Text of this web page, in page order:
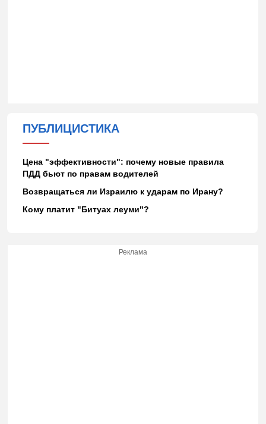
ПУБЛИЦИСТИКА
Цена "эффективности": почему новые правила
ПДД бьют по правам водителей
Возвращаться ли Израилю к ударам по Ирану?
Кому платит "Битуах леуми"?
Реклама